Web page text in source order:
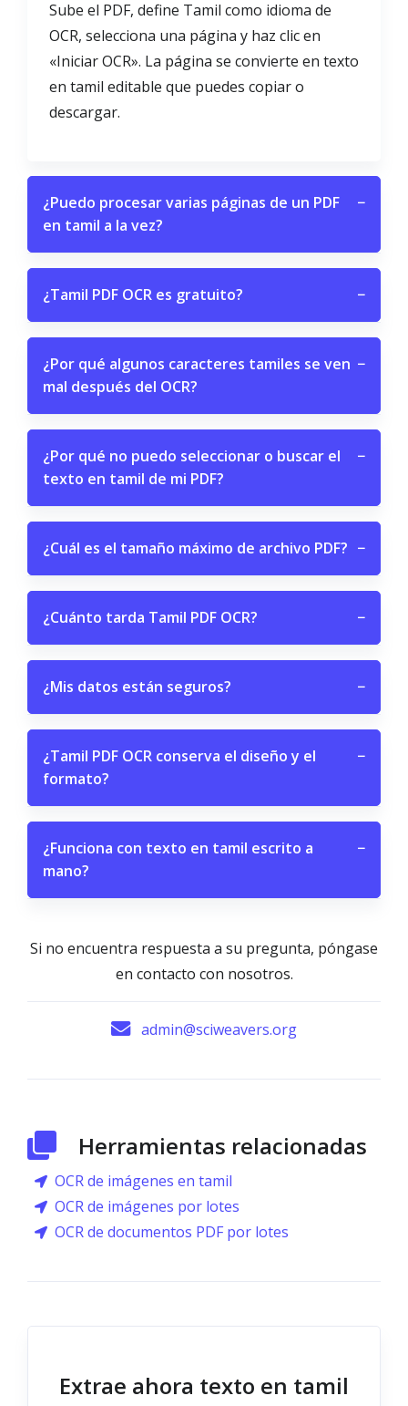
Sube el PDF, define Tamil como idioma de
OCR, selecciona una página y haz clic en
«Iniciar OCR». La página se convierte en texto
en tamil editable que puedes copiar o
descargar.
¿Puedo procesar varias páginas de un PDF
en tamil a la vez?
−
¿Tamil PDF OCR es gratuito? −
¿Por qué algunos caracteres tamiles se ven
mal después del OCR?
−
¿Por qué no puedo seleccionar o buscar el
texto en tamil de mi PDF?
−
¿Cuál es el tamaño máximo de archivo PDF? −
¿Cuánto tarda Tamil PDF OCR? −
¿Mis datos están seguros? −
¿Tamil PDF OCR conserva el diseño y el
formato?
−
¿Funciona con texto en tamil escrito a
mano?
−
Si no encuentra respuesta a su pregunta, póngase
en contacto con nosotros.
admin@sciweavers.org
Herramientas relacionadas
OCR de imágenes en tamil
OCR de imágenes por lotes
OCR de documentos PDF por lotes
Extrae ahora texto en tamil